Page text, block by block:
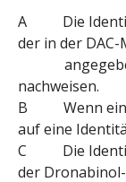
A Die
der in der
nachweisen.
B Wenn ein
auf eine
C Die
der